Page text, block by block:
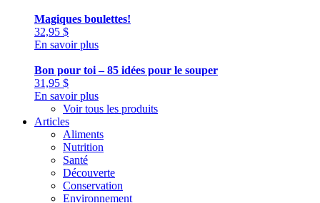
Magiques boulettes!
32,95 $
En savoir plus
Bon pour toi – 85 idées pour le souper
31,95 $
En savoir plus
Voir tous les produits
Articles
Aliments
Nutrition
Santé
Découverte
Conservation
Environnement